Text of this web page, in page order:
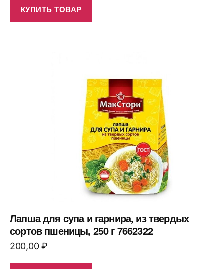
КУПИТЬ ТОВАР
Лапша для супа и гарнира, из твердых
сортов пшеницы, 250 г 7662322
200,00₽